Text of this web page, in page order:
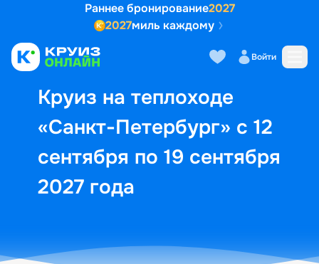
Раннее бронирование2027
2027миль каждому
Войти
Круиз на теплоходе
«Санкт-Петербург» с 12
сентября по 19 сентября
2027 года
Выбор кают Маршрут и